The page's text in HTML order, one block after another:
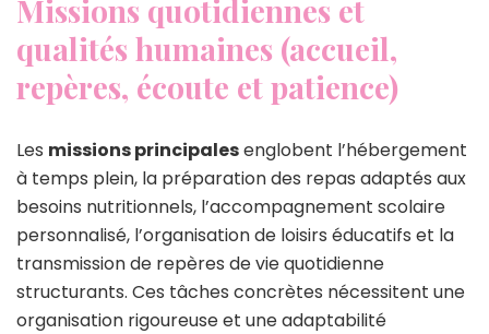
Missions quotidiennes et
qualités humaines (accueil,
repères, écoute et patience)
Les missions principalesenglobent l’hébergement
à temps plein, la préparation des repas adaptés aux
besoins nutritionnels, l’accompagnement scolaire
personnalisé, l’organisation de loisirs éducatifs et la
transmission de repères de vie quotidienne
structurants. Ces tâches concrètes nécessitent une
organisation rigoureuse et une adaptabilité